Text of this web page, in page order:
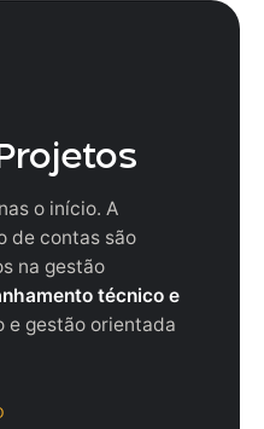
o início. A
de contas são
na gestão
técnico e
e gestão orientada